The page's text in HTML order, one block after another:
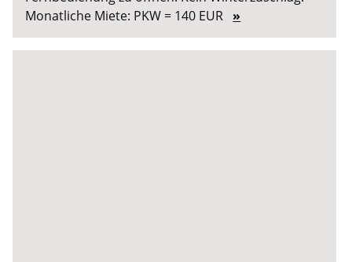
Monatliche Miete: PKW = 140 EUR »